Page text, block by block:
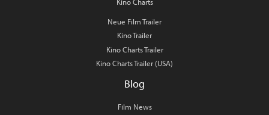
Neue Film Trailer
Kino Trailer
Kino Charts Trailer
Kino Charts Trailer (USA)
Blog
Film News